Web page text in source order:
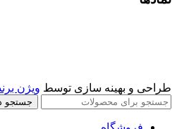
طراحی و بهینه سازی توسط ویژن
جستجو